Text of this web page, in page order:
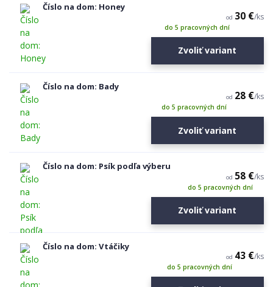
Číslo na dom: Honey
od 30 €/ks
do 5 pracovných dní
Zvoliť variant
Číslo na dom: Bady
od 28 €/ks
do 5 pracovných dní
Zvoliť variant
Číslo na dom: Psík podľa výberu
od 58 €/ks
do 5 pracovných dní
Zvoliť variant
Číslo na dom: Vtáčiky
od 43 €/ks
do 5 pracovných dní